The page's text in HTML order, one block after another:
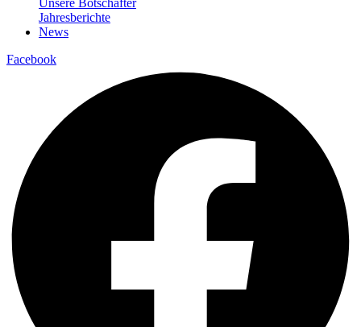
Jahresberichte
News
Facebook